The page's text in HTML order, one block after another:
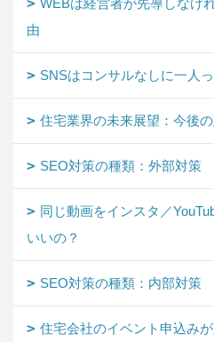
由
SNSはコンサルなしに一人
住宅業界の未来展望：今後
SEO対策の種類：外部対策
同じ動画をインスタ／
いいの？
SEO対策の種類：内部対策
住宅会社のイベント申込みが